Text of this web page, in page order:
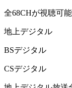
全68CHが視聴可能
地上デジタル
BSデジタル
CSデジタル